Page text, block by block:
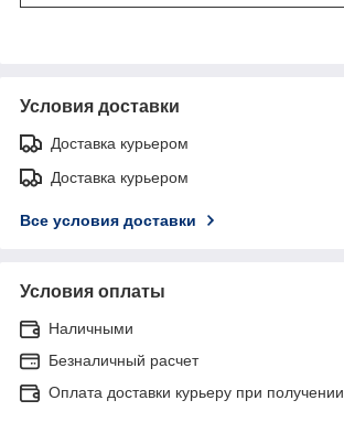
Условия доставки
Доставка курьером
Доставка курьером
Все условия доставки
Условия оплаты
Наличными
Безналичный расчет
Оплата доставки курьеру при получении